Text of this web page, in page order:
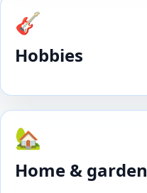
🎸
Hobbies
🏡
Home & garden